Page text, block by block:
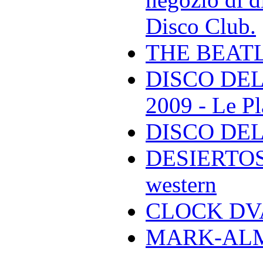
Disco Club.
THE
DISCO
2009 - Le
DISCO
western
CLOCK
MARK-